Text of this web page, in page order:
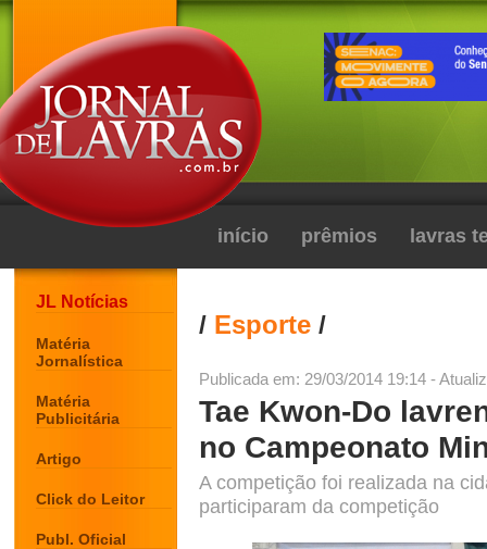
início prêmios lavras
JL Notícias
Matéria
Jornalística
Matéria
Publicitária
Artigo
Click do Leitor
Publ. Oficial
/ Esporte /
Publicada em: 29/03/2014 19:14 -
Tae Kwon-Do
no Campeonato
A competição foi realizada na
participaram da competição